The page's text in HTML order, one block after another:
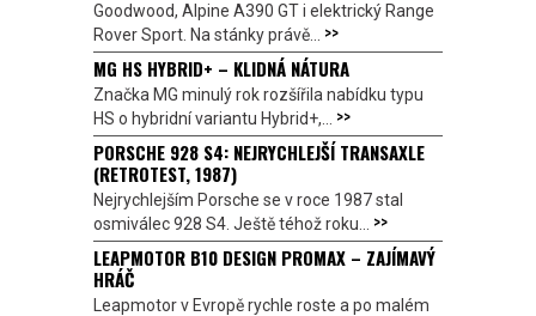
Goodwood, Alpine A390 GT i elektrický Range
Rover Sport. Na stánky právě... >>
MG HS HYBRID+ – KLIDNÁ NÁTURA
Značka MG minulý rok rozšířila nabídku typu
HS o hybridní variantu Hybrid+,... >>
PORSCHE 928 S4: NEJRYCHLEJŠÍ TRANSAXLE
(RETROTEST, 1987)
Nejrychlejším Porsche se v roce 1987 stal
osmiválec 928 S4. Ještě téhož roku... >>
LEAPMOTOR B10 DESIGN PROMAX – ZAJÍMAVÝ
HRÁČ
Leapmotor v Evropě rychle roste a po malém